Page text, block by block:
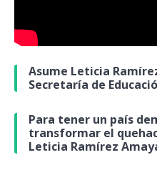
Asume Leticia
Secretaría de
Para tener un país
transformar el
Leticia Ramírez